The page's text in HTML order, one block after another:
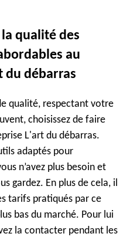
qualité des
au
du débarras
qualité, respectant votre
choisissez de faire
L'art du débarras.
adaptés pour
n’avez plus besoin et
gardez. En plus de cela, il
tarifs pratiqués par ce
bas du marché. Pour lui
la contacter pendant les